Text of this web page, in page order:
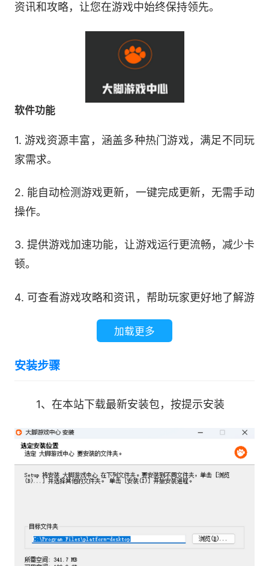
资讯和攻略，让您在游戏中始终保持领先。
软件功能
1. 游戏资源丰富，涵盖多种热门游戏，满足不同玩
家需求。
2. 能自动检测游戏更新，一键完成更新，无需手动
操作。
3. 提供游戏加速功能，让游戏运行更流畅，减少卡
顿。
4. 可查看游戏攻略和资讯，帮助玩家更好地了解游
1. 游戏分类细致，按类型、热度等划分，快速定位
加载更多
安装步骤
1、在本站下载最新安装包，按提示安装